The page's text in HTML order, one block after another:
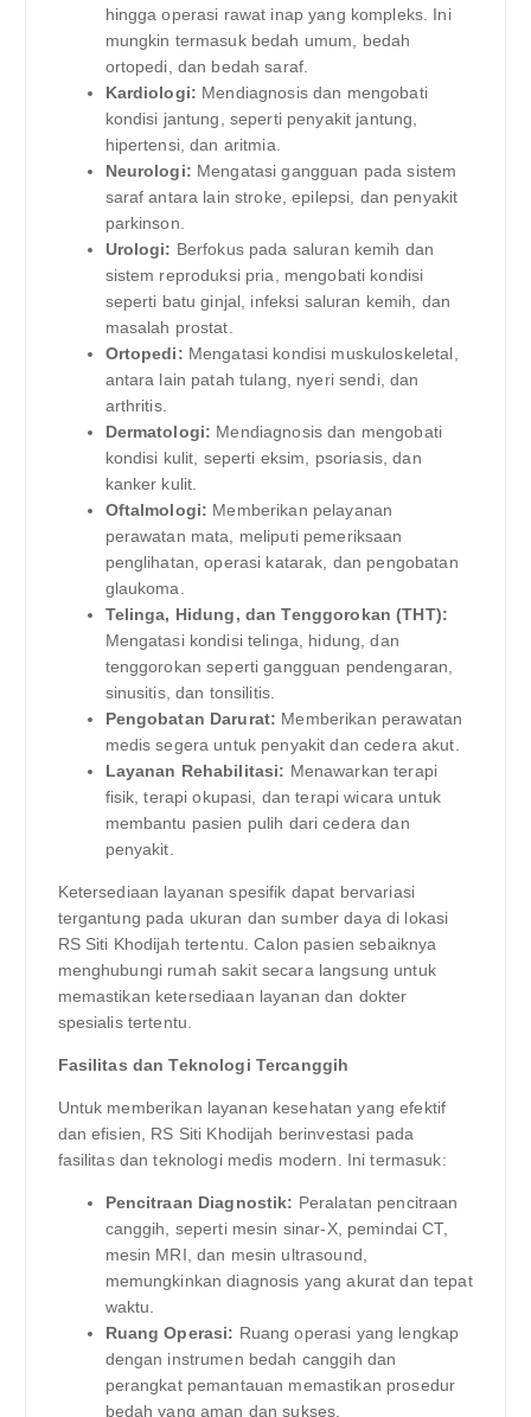
hingga operasi rawat inap yang kompleks. Ini
mungkin termasuk bedah umum, bedah
ortopedi, dan bedah saraf.
Kardiologi: Mendiagnosis dan mengobati
kondisi jantung, seperti penyakit jantung,
hipertensi, dan aritmia.
Neurologi: Mengatasi gangguan pada sistem
saraf antara lain stroke, epilepsi, dan penyakit
parkinson.
Urologi: Berfokus pada saluran kemih dan
sistem reproduksi pria, mengobati kondisi
seperti batu ginjal, infeksi saluran kemih, dan
masalah prostat.
Ortopedi: Mengatasi kondisi muskuloskeletal,
antara lain patah tulang, nyeri sendi, dan
arthritis.
Dermatologi: Mendiagnosis dan mengobati
kondisi kulit, seperti eksim, psoriasis, dan
kanker kulit.
Oftalmologi: Memberikan pelayanan
perawatan mata, meliputi pemeriksaan
penglihatan, operasi katarak, dan pengobatan
glaukoma.
Telinga, Hidung, dan Tenggorokan (THT):
Mengatasi kondisi telinga, hidung, dan
tenggorokan seperti gangguan pendengaran,
sinusitis, dan tonsilitis.
Pengobatan Darurat: Memberikan perawatan
medis segera untuk penyakit dan cedera akut.
Layanan Rehabilitasi: Menawarkan terapi
fisik, terapi okupasi, dan terapi wicara untuk
membantu pasien pulih dari cedera dan
penyakit.
Ketersediaan layanan spesifik dapat bervariasi
tergantung pada ukuran dan sumber daya di lokasi
RS Siti Khodijah tertentu. Calon pasien sebaiknya
menghubungi rumah sakit secara langsung untuk
memastikan ketersediaan layanan dan dokter
spesialis tertentu.
Fasilitas dan Teknologi Tercanggih
Untuk memberikan layanan kesehatan yang efektif
dan efisien, RS Siti Khodijah berinvestasi pada
fasilitas dan teknologi medis modern. Ini termasuk:
Pencitraan Diagnostik: Peralatan pencitraan
canggih, seperti mesin sinar-X, pemindai CT,
mesin MRI, dan mesin ultrasound,
memungkinkan diagnosis yang akurat dan tepat
waktu.
Ruang Operasi: Ruang operasi yang lengkap
dengan instrumen bedah canggih dan
perangkat pemantauan memastikan prosedur
bedah yang aman dan sukses.